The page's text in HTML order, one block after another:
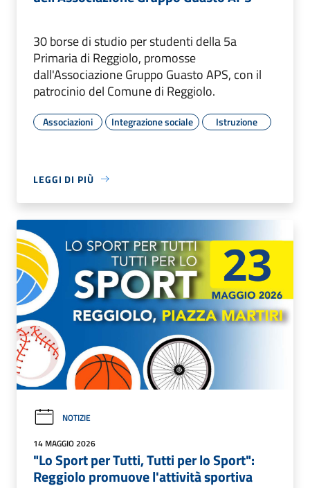
30 borse di studio per studenti della 5a
Primaria di Reggiolo, promosse
dall'Associazione Gruppo Guasto APS, con il
patrocinio del Comune di Reggiolo.
Associazioni Integrazione sociale Istruzione
LEGGI DI PIÙ
NOTIZIE
14 MAGGIO 2026
"Lo Sport per Tutti, Tutti per lo Sport":
Reggiolo promuove l'attività sportiva